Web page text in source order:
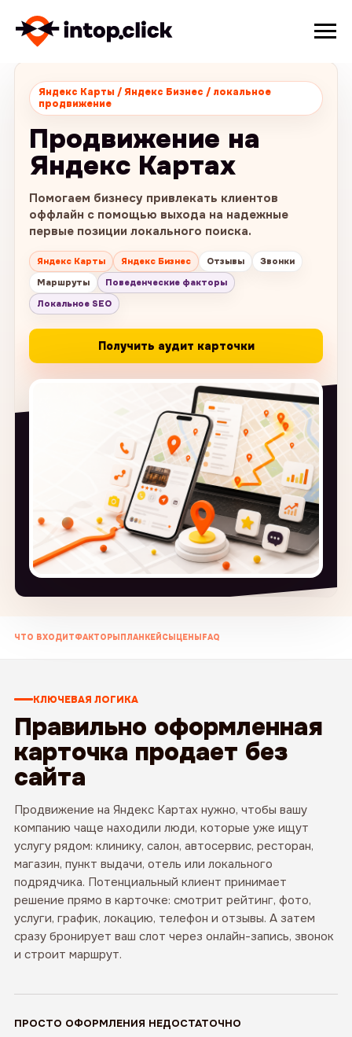
Яндекс Карты / Яндекс Бизнес / локальное
продвижение
Продвижение на
Яндекс Картах
Помогаем бизнесу привлекать клиентов
оффлайн с помощью выхода на надежные
первые позиции локального поиска.
Яндекс Карты Яндекс Бизнес Отзывы
Звонки
Маршруты
Поведенческие факторы
Локальное SEO
Получить аудит карточки
ЧТО ВХОДИТФАКТОРЫ ПЛАН КЕЙСЫ ЦЕНЫ FAQ
КЛЮЧЕВАЯ ЛОГИКА
Правильно оформленная
карточка продает без
сайта
Продвижение на Яндекс Картах нужно, чтобы вашу
компанию чаще находили люди, которые уже ищут
услугу рядом: клинику, салон, автосервис, ресторан,
магазин, пункт выдачи, отель или локального
подрядчика. Потенциальный клиент принимает
решение прямо в карточке: смотрит рейтинг, фото,
услуги, график, локацию, телефон и отзывы. А затем
сразу бронирует ваш слот через онлайн-запись, звонок
и строит маршрут.
ПРОСТО ОФОРМЛЕНИЯ НЕДОСТАТОЧНО